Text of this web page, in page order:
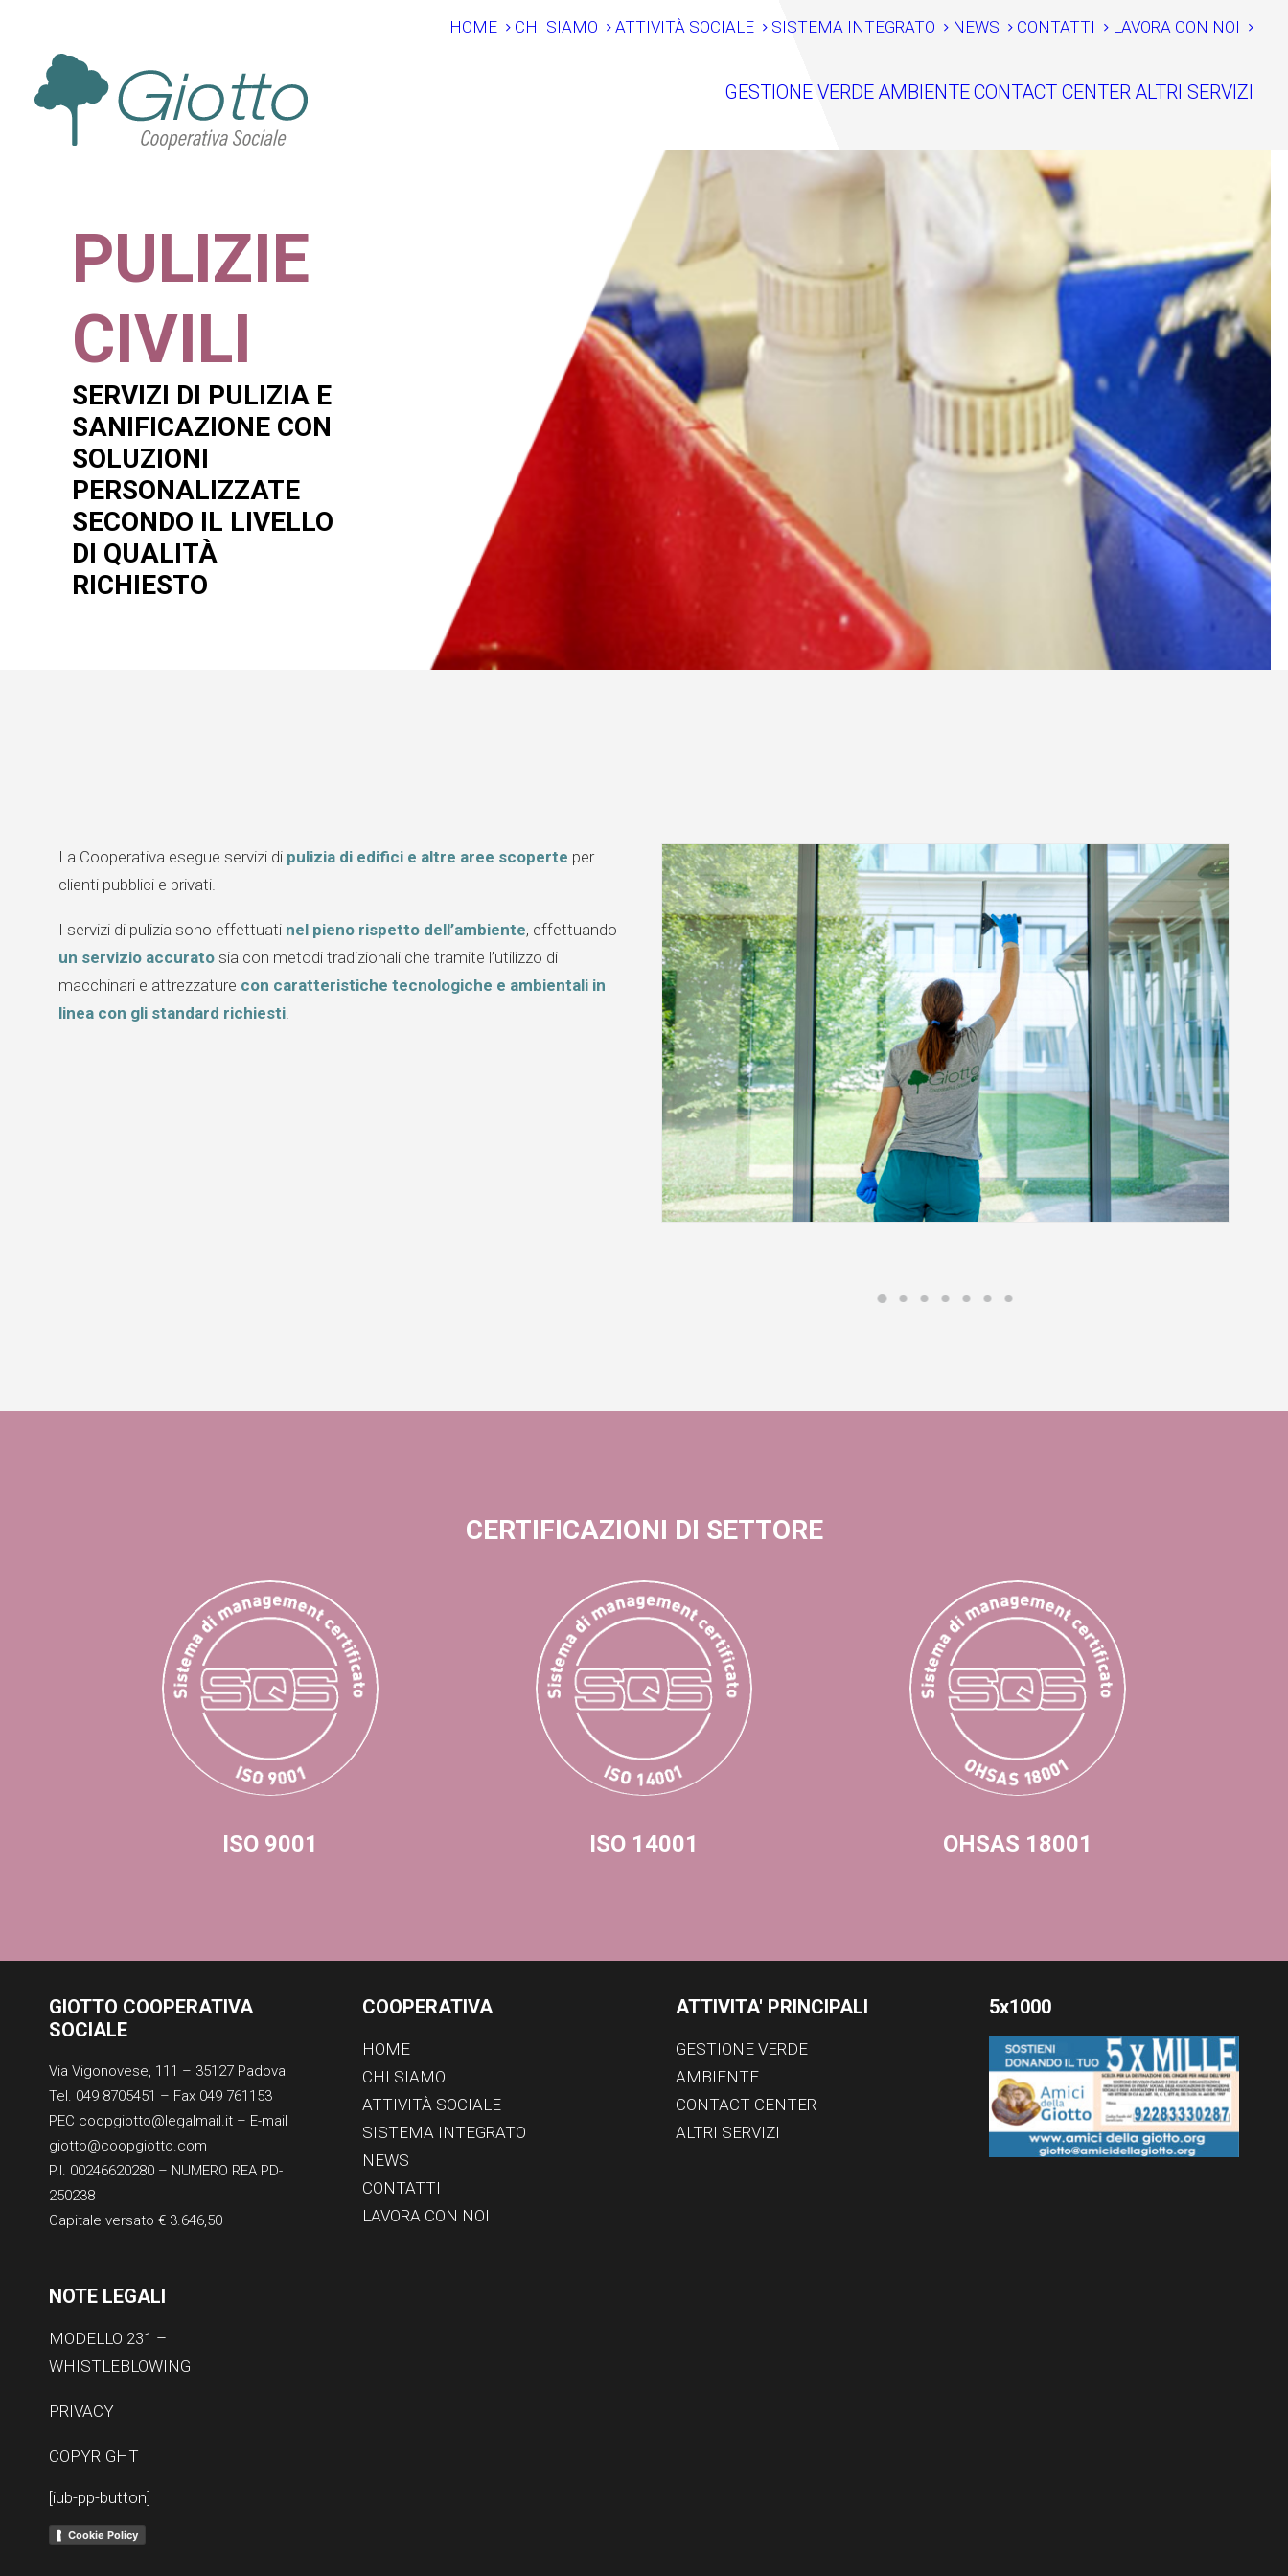
HOME CHI SIAMO ATTIVITÀ SOCIALE SISTEMA INTEGRATO NEWS CONTATTI LAVORA CON NOI
GESTIONE VERDE AMBIENTECONTACT CENTER ALTRI SERVIZI
PULIZIE
CIVILI
SERVIZI DI PULIZIA E
SANIFICAZIONE CON
SOLUZIONI
PERSONALIZZATE
SECONDO IL LIVELLO
DI QUALITÀ
RICHIESTO
La Cooperativa esegue servizi di pulizia di edifici e altre aree scoperte per
clienti pubblici e privati.
I servizi di pulizia sono effettuati nel pieno rispetto dell’ambiente, effettuando
un servizio accurato sia con metodi tradizionali che tramite l’utilizzo di
macchinari e attrezzature con caratteristiche tecnologiche e ambientali in
linea con gli standard richiesti.
CERTIFICAZIONI DI SETTORE
ISO 9001 ISO 14001 OHSAS 18001
GIOTTO COOPERATIVA
SOCIALE
Via Vigonovese, 111 – 35127 Padova
Tel. 049 8705451 – Fax 049 761153
PEC coopgiotto@legalmail.it – E-mail
giotto@coopgiotto.com
P.I. 00246620280 – NUMERO REA PD-
250238
Capitale versato € 3.646,50
NOTE LEGALI
MODELLO 231 –
WHISTLEBLOWING
PRIVACY
COPYRIGHT
[iub-pp-button]
Cookie Policy
COOPERATIVA
HOME
CHI SIAMO
ATTIVITÀ SOCIALE
SISTEMA INTEGRATO
NEWS
CONTATTI
LAVORA CON NOI
ATTIVITA' PRINCIPALI
GESTIONE VERDE
AMBIENTE
CONTACT CENTER
ALTRI SERVIZI
5x1000